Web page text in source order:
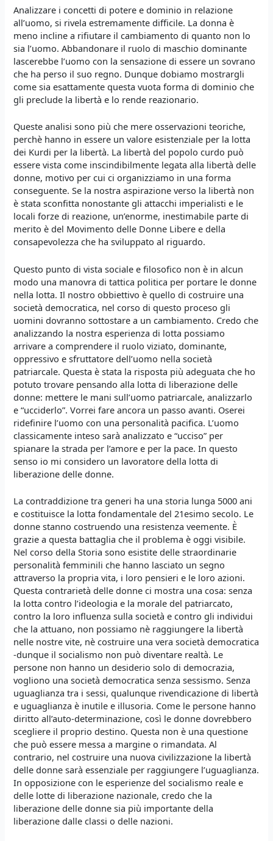
Analizzare i concetti di potere e dominio in relazione
all’uomo, si rivela estremamente difficile. La donna è
meno incline a rifiutare il cambiamento di quanto non lo
sia l’uomo. Abbandonare il ruolo di maschio dominante
lascerebbe l’uomo con la sensazione di essere un sovrano
che ha perso il suo regno. Dunque dobiamo mostrargli
come sia esattamente questa vuota forma di dominio che
gli preclude la libertà e lo rende reazionario.
Queste analisi sono più che mere osservazioni teoriche,
perchè hanno in essere un valore esistenziale per la lotta
dei Kurdi per la libertà. La libertà del popolo curdo può
essere vista come inscindibilmente legata alla libertà delle
donne, motivo per cui ci organizziamo in una forma
conseguente. Se la nostra aspirazione verso la libertà non
è stata sconfitta nonostante gli attacchi imperialisti e le
locali forze di reazione, un’enorme, inestimabile parte di
merito è del Movimento delle Donne Libere e della
consapevolezza che ha sviluppato al riguardo.
Questo punto di vista sociale e filosofico non è in alcun
modo una manovra di tattica politica per portare le donne
nella lotta. Il nostro obbiettivo è quello di costruire una
società democratica, nel corso di questo proceso gli
uomini dovranno sottostare a un cambiamento. Credo che
analizzando la nostra esperienza di lotta possiamo
arrivare a comprendere il ruolo viziato, dominante,
oppressivo e sfruttatore dell’uomo nella società
patriarcale. Questa è stata la risposta più adeguata che ho
potuto trovare pensando alla lotta di liberazione delle
donne: mettere le mani sull’uomo patriarcale, analizzarlo
e “ucciderlo”. Vorrei fare ancora un passo avanti. Oserei
ridefinire l’uomo con una personalità pacifica. L’uomo
classicamente inteso sarà analizzato e “ucciso” per
spianare la strada per l’amore e per la pace. In questo
senso io mi considero un lavoratore della lotta di
liberazione delle donne.
La contraddizione tra generi ha una storia lunga 5000 ani
e costituisce la lotta fondamentale del 21esimo secolo. Le
donne stanno costruendo una resistenza veemente. È
grazie a questa battaglia che il problema è oggi visibile.
Nel corso della Storia sono esistite delle straordinarie
personalità femminili che hanno lasciato un segno
attraverso la propria vita, i loro pensieri e le loro azioni.
Questa contrarietà delle donne ci mostra una cosa: senza
la lotta contro l’ideologia e la morale del patriarcato,
contro la loro influenza sulla società e contro gli individui
che la attuano, non possiamo nè raggiungere la libertà
nelle nostre vite, nè costruire una vera società democratica
-dunque il socialismo non può diventare realtà. Le
persone non hanno un desiderio solo di democrazia,
vogliono una società democratica senza sessismo. Senza
uguaglianza tra i sessi, qualunque rivendicazione di libertà
e uguaglianza è inutile e illusoria. Come le persone hanno
diritto all’auto-determinazione, così le donne dovrebbero
scegliere il proprio destino. Questa non è una questione
che può essere messa a margine o rimandata. Al
contrario, nel costruire una nuova civilizzazione la libertà
delle donne sarà essenziale per raggiungere l’uguaglianza.
In opposizione con le esperienze del socialismo reale e
delle lotte di liberazione nazionale, credo che la
liberazione delle donne sia più importante della
liberazione dalle classi o delle nazioni.